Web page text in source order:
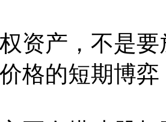
资产，不是
格的短期博